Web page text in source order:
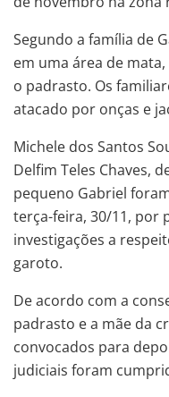
Segundo a família de
em uma área de
o padrasto. Os
atacado por onças e
Michele dos Santos
Delfim Teles Chaves,
pequeno Gabriel
terça-feira, 30/11, por
investigações a
garoto.
De acordo com a
padrasto e a mãe da
convocados para
judiciais foram